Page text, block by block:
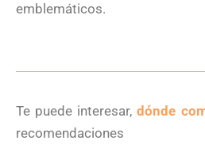
emblemáticos.
Te puede interesar,dónde
recomendaciones